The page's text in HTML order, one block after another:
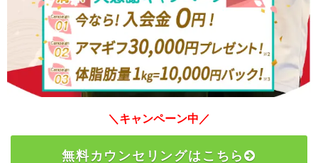
＼キャンペーン中／
無料カウンセリングはこちら